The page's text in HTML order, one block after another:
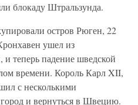
блокаду Штральзунда.
остров Рюген, 22
ушел из
теперь падение шведской
времени. Король Карл XII,
с несколькими
и вернуться в Швецию.